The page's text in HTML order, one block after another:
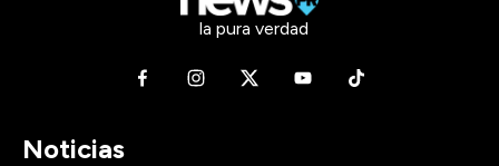
la pura verdad
Noticias